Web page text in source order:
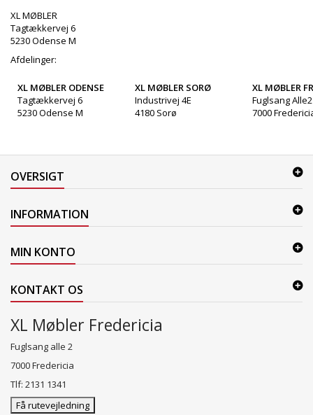
XL MØBLER
Tagtækkervej 6
5230 Odense M
Afdelinger:
XL MØBLER ODENSE
Tagtækkervej 6
5230 Odense M
XL MØBLER SORØ
Industrivej 4E
4180 Sorø
XL MØBLER
Fuglsang Alle2
7000
OVERSIGT
INFORMATION
MIN KONTO
KONTAKT OS
XL Møbler Fredericia
Fuglsang alle 2
7000 Fredericia
Tlf: 2131 1341
Få rutevejledning